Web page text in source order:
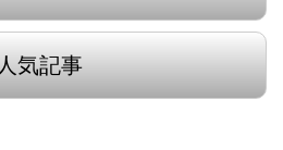
人気記事